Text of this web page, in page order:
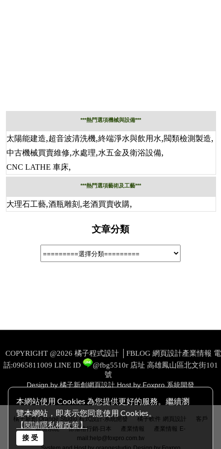
本網站使用 Cookies 為您提供更好的服務。繼續瀏
覽本網站，即表示您同意使用 Cookies。
【閱讀隱私權政策】
接 受
***熱門選項機械與設備***
太陽能建造,超音波清洗機,終端淨水與飲用水,閥類檢測製造,
中古機械買賣維修,水處理,水五金及衛浴設備,
CNC LATHE 車床,
***熱門選項藝術及工藝***
大理石工藝,酒瓶雕刻 ,老酒買賣收購,
文章分類
COPYRIGHT @2026 橘子程式設計 │FBLOG 網頁設計產業情報 電
話:0965811009 LINE ID @fbg5510r 店址 高雄鳳山區北文街101
號
Design by 橘子新創網頁設計 Host by Foxpro 系統開發
橘子新創 Orange Studio 程式設計‧系統開發│橘子軟件 網頁設計
客戶
商情系統│部落格行銷‧日本 產業情報 產業情報
E-
mail:help@foxpro.com.tw